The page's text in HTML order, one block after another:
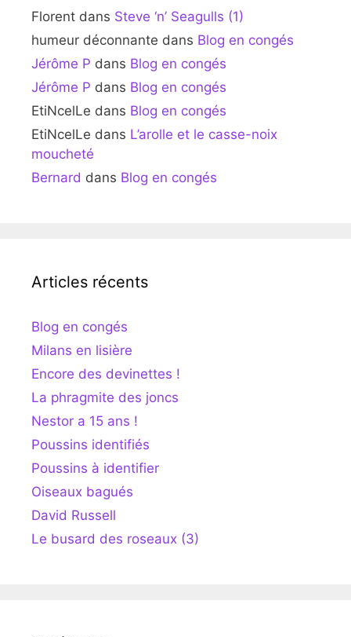
Florent dans Steve ‘n’ Seagulls (1)
humeur déconnante dans Blog en congés
Jérôme P dans Blog en congés
Jérôme P dans Blog en congés
EtiNcelLe dans Blog en congés
EtiNcelLe dans L’arolle et le casse-noix
moucheté
Bernard dans Blog en congés
Articles récents
Blog en congés
Milans en lisière
Encore des devinettes !
La phragmite des joncs
Nestor a 15 ans !
Poussins identifiés
Poussins à identifier
Oiseaux bagués
David Russell
Le busard des roseaux (3)